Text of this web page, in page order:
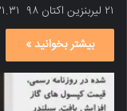
۲۱ لیربنزین اکتان ۹۸ ۲۱.۳۱ لیریورو دیزل ۲۲.۷۱…
بیشتر بخوانید »